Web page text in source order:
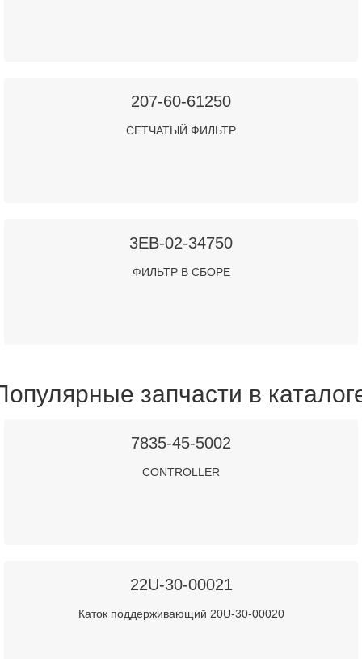
207-60-61250
СЕТЧАТЫЙ ФИЛЬТР
3EB-02-34750
ФИЛЬТР В СБОРЕ
запчасти в
7835-45-5002
CONTROLLER
22U-30-00021
Каток поддерживающий 20U-30-00020